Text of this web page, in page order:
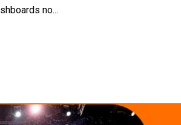
no...